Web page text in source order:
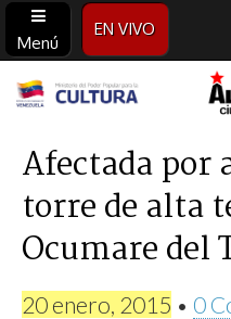
Menú
EN VIVO
Alba
Ciudad
96.3
FM
Afectada por
torre de alta
Ocumare del
20 enero, 2015 • 0